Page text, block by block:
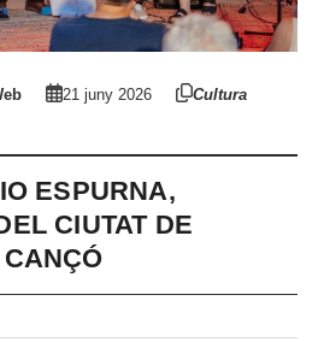
21 juny 2026 Cultura
ESPURNA,
CIUTAT DE